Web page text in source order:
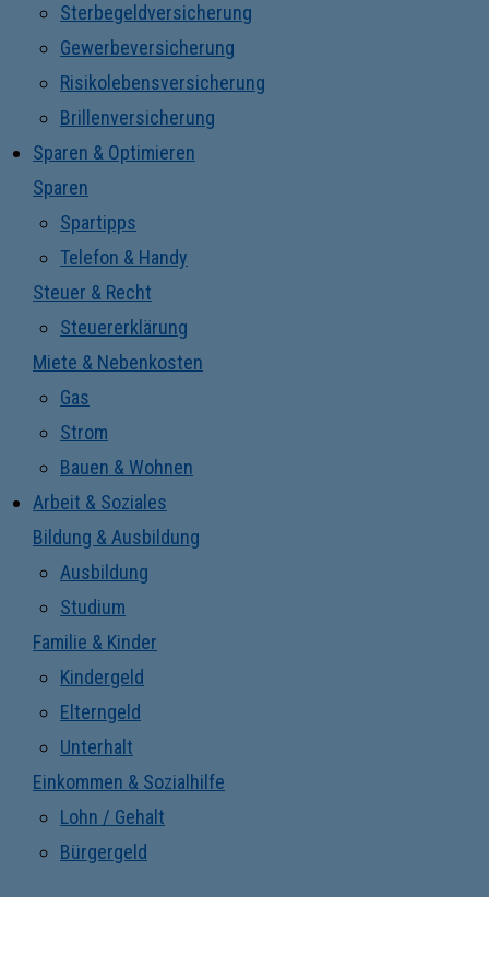
Sterbegeldversicherung
Gewerbeversicherung
Risikolebensversicherung
Brillenversicherung
Sparen & Optimieren
Sparen
Spartipps
Telefon & Handy
Steuer & Recht
Steuererklärung
Miete & Nebenkosten
Gas
Strom
Bauen & Wohnen
Arbeit & Soziales
Bildung & Ausbildung
Ausbildung
Studium
Familie & Kinder
Kindergeld
Elterngeld
Unterhalt
Einkommen & Sozialhilfe
Lohn / Gehalt
Bürgergeld